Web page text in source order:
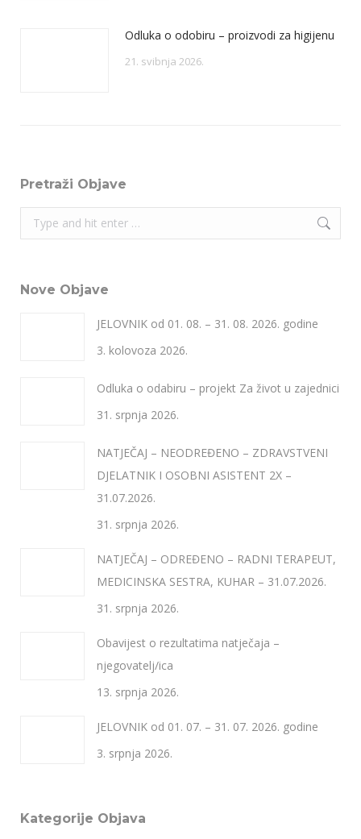
Odluka o odobiru – proizvodi za higijenu
21. svibnja 2026.
Pretraži Objave
Search:
Nove Objave
JELOVNIK od 01. 08. – 31. 08. 2026. godine
3. kolovoza 2026.
Odluka o odabiru – projekt Za život u zajednici
31. srpnja 2026.
NATJEČAJ – NEODREĐENO – ZDRAVSTVENI
DJELATNIK I OSOBNI ASISTENT 2X –
31.07.2026.
31. srpnja 2026.
NATJEČAJ – ODREĐENO – RADNI TERAPEUT,
MEDICINSKA SESTRA, KUHAR – 31.07.2026.
31. srpnja 2026.
Obavijest o rezultatima natječaja –
njegovatelj/ica
13. srpnja 2026.
JELOVNIK od 01. 07. – 31. 07. 2026. godine
3. srpnja 2026.
Kategorije Objava